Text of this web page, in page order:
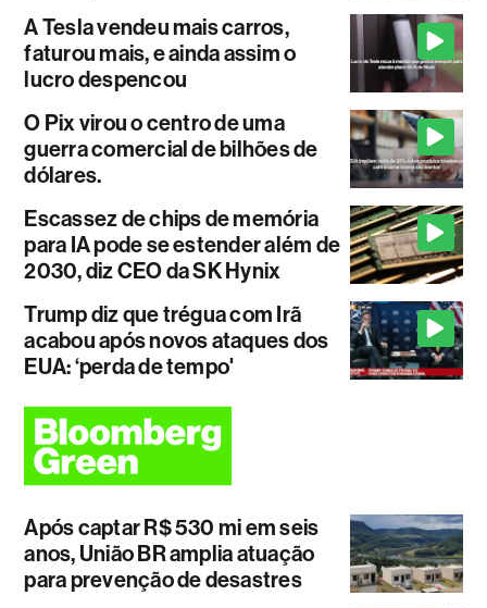
A Tesla vendeu mais carros,
faturou mais, e ainda assim o
lucro despencou
O Pix virou o centro de uma
guerra comercial de bilhões de
dólares.
Escassez de chips de memória
para IA pode se estender além de
2030, diz CEO da SK Hynix
Trump diz que trégua com Irã
acabou após novos ataques dos
EUA: ‘perda de tempo'
Após captar R$ 530 mi em seis
anos, União BR amplia atuação
para prevenção de desastres